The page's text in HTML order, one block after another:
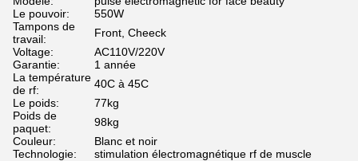
Le pouvoir:
550W
Tampons de
travail:
Front, Cheeck
Voltage:
AC110V/220V
Garantie:
1 année
La température
de rf:
40C à 45C
Le poids:
77kg
Poids de
paquet:
98kg
Couleur:
Blanc et noir
Technologie:
stimulation électromagnétique rf de muscle